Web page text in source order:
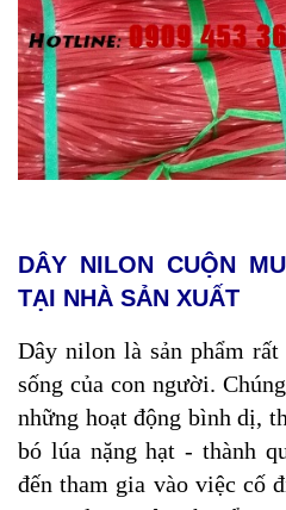
DÂY NILON CUỘN
TẠI NHÀ SẢN XUẤT
Dây nilon là sản phẩm
sống của con người.
những hoạt động bình dị,
bó lúa nặng hạt - thành
đến tham gia vào việc cố